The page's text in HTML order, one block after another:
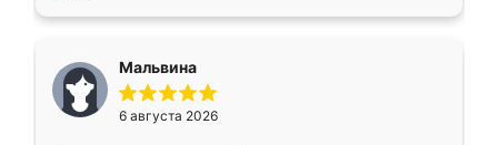
меньше, здесь же он более разнообразный.
Мне нравится ,если что-то потребуется из
мебели буду заказывать только здесь.
Мальвина
6 августа 2026